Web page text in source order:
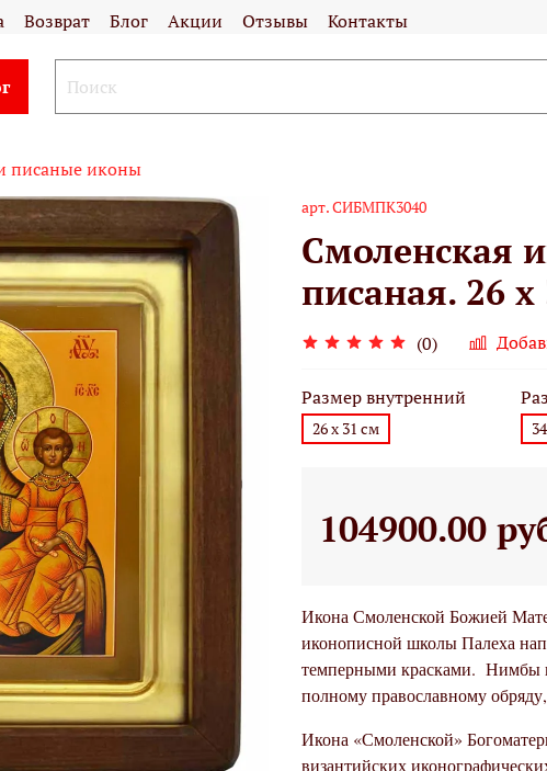
Возврат Блог Акции Отзывы Контакты
писаные иконы
арт.СИБМПК3040
Смоленская
писаная. 26 х
(0)
Размер внутренний
26 х 31 см
104900.00
Икона Смоленской Божией
иконописной школы Палеха
темперными красками. Нимбы
полному православному
Икона «Смоленской»
византийских